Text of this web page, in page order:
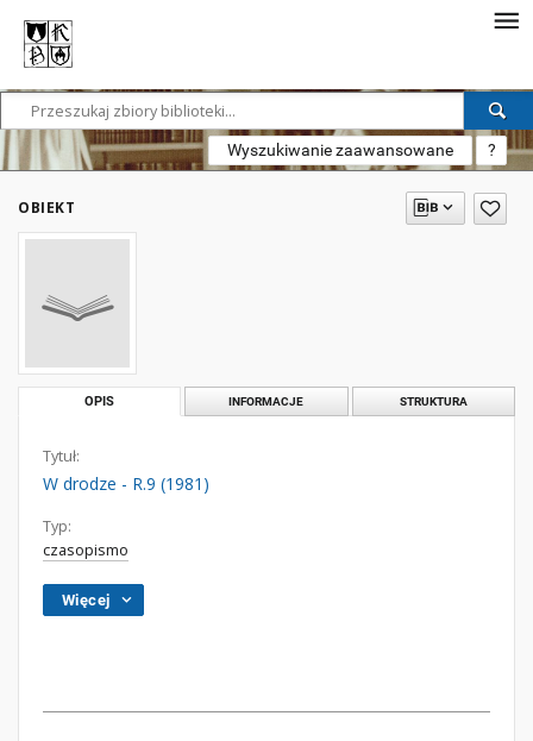
Wyszukiwanie zaawansowane ?
OBIEKT
OPIS INFORMACJE STRUKTURA
Tytuł:
W drodze - R.9 (1981)
Typ:
czasopismo
Więcej